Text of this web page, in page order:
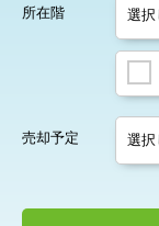
所在階
売却予定